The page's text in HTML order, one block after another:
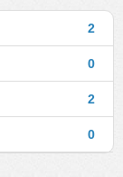
2
0
2
0